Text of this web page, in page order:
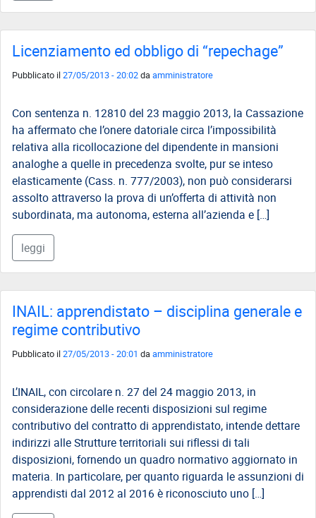
Licenziamento ed obbligo di “repechage”
Pubblicato il27/05/2013 - 20:02daamministratore
Con sentenza n. 12810 del 23 maggio 2013, la Cassazione
ha affermato che l’onere datoriale circa l’impossibilità
relativa alla ricollocazione del dipendente in mansioni
analoghe a quelle in precedenza svolte, pur se inteso
elasticamente (Cass. n. 777/2003), non può considerarsi
assolto attraverso la prova di un’offerta di attività non
subordinata, ma autonoma, esterna all’azienda e […]
leggi
INAIL: apprendistato – disciplina generale e
regime contributivo
Pubblicato il27/05/2013 - 20:01 daamministratore
L’INAIL, con circolare n. 27 del 24 maggio 2013, in
considerazione delle recenti disposizioni sul regime
contributivo del contratto di apprendistato, intende dettare
indirizzi alle Strutture territoriali sui riflessi di tali
disposizioni, fornendo un quadro normativo aggiornato in
materia. In particolare, per quanto riguarda le assunzioni di
apprendisti dal 2012 al 2016 è riconosciuto uno […]